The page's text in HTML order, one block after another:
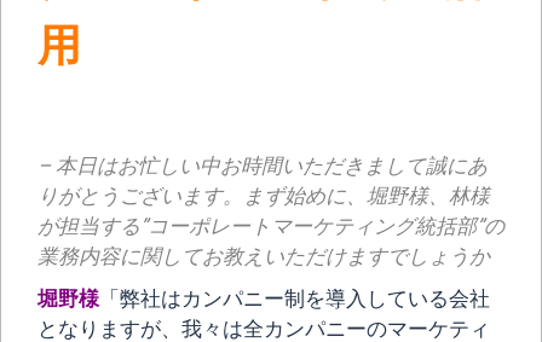
用
– 本日はお忙しい中お時間いただきまして誠にあ
りがとうございます。まず始めに、堀野様、林様
が担当する”コーポレートマーケティング統括部”の
業務内容に関してお教えいただけますでしょうか
堀野様 「弊社はカンパニー制を導入している会社
となりますが、我々は全カンパニーのマーケティ